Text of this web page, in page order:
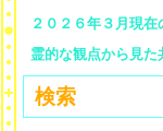
２０２６年３月現
霊的な観点から見
検索